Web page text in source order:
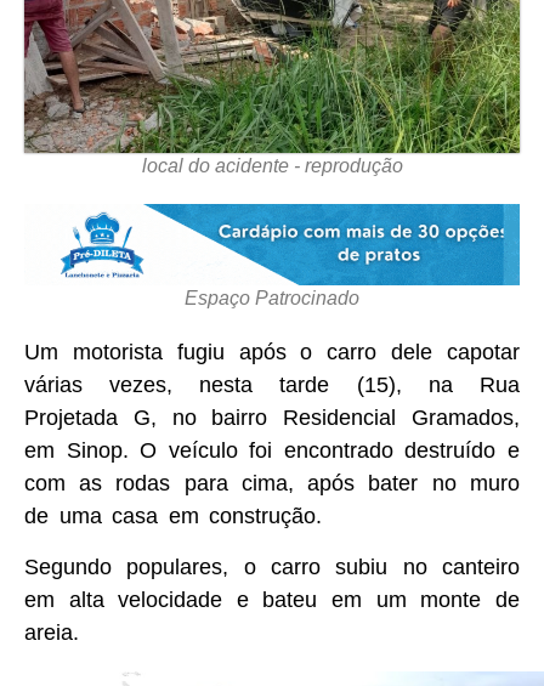
local do acidente - reprodução
Espaço Patrocinado
Um motorista fugiu após o carro dele capotar
várias vezes, nesta tarde (15), na Rua
Projetada G, no bairro Residencial Gramados,
em Sinop. O veículo foi encontrado destruído e
com as rodas para cima, após bater no muro
de uma casa em construção.
Segundo populares, o carro subiu no canteiro
em alta velocidade e bateu em um monte de
areia.